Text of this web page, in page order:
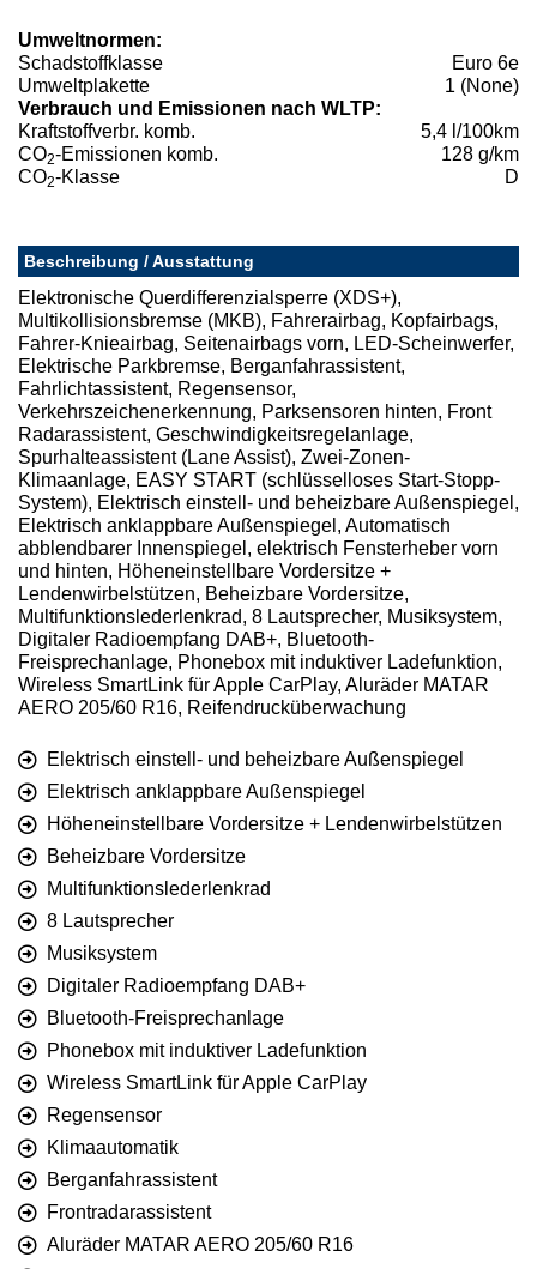
Umweltnormen:
Schadstoffklasse
Euro 6e
Umweltplakette
1 (None)
Verbrauch und Emissionen nach WLTP:
Kraftstoffverbr. komb.
5,4 l/100km
CO2-Emissionen komb.
128 g/km
CO2-Klasse D
Beschreibung / Ausstattung
Elektronische Querdifferenzialsperre (XDS+),
Multikollisionsbremse (MKB), Fahrerairbag, Kopfairbags,
Fahrer-Knieairbag, Seitenairbags vorn, LED-Scheinwerfer,
Elektrische Parkbremse, Berganfahrassistent,
Fahrlichtassistent, Regensensor,
Verkehrszeichenerkennung, Parksensoren hinten, Front
Radarassistent, Geschwindigkeitsregelanlage,
Spurhalteassistent (Lane Assist), Zwei-Zonen-
Klimaanlage, EASY START (schlüsselloses Start-Stopp-
System), Elektrisch einstell- und beheizbare Außenspiegel,
Elektrisch anklappbare Außenspiegel, Automatisch
abblendbarer Innenspiegel, elektrisch Fensterheber vorn
und hinten, Höheneinstellbare Vordersitze +
Lendenwirbelstützen, Beheizbare Vordersitze,
Multifunktionslederlenkrad, 8 Lautsprecher, Musiksystem,
Digitaler Radioempfang DAB+, Bluetooth-
Freisprechanlage, Phonebox mit induktiver Ladefunktion,
Wireless SmartLink für Apple CarPlay, Aluräder MATAR
AERO 205/60 R16, Reifendrucküberwachung
Elektrisch einstell- und beheizbare Außenspiegel
Elektrisch anklappbare Außenspiegel
Höheneinstellbare Vordersitze + Lendenwirbelstützen
Beheizbare Vordersitze
Multifunktionslederlenkrad
8 Lautsprecher
Musiksystem
Digitaler Radioempfang DAB+
Bluetooth-Freisprechanlage
Phonebox mit induktiver Ladefunktion
Wireless SmartLink für Apple CarPlay
Regensensor
Klimaautomatik
Berganfahrassistent
Frontradarassistent
Aluräder MATAR AERO 205/60 R16